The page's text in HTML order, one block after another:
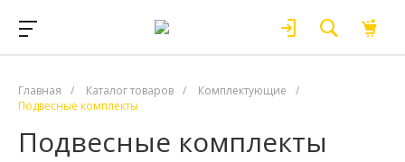
Главная / Каталог товаров / Комплектующие
/
Подвесные комплекты
Подвесные комплекты